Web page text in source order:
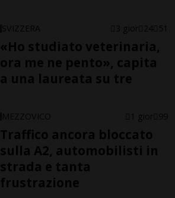
SVIZZERA 3 gior 24 51
«Ho studiato veterinaria,
ora me ne pento», capita
a una laureata su tre
MEZZOVICO 1 gior 99
Traffico ancora bloccato
sulla A2, automobilisti in
strada e tanta
frustrazione